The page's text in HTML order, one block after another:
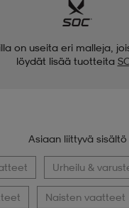
on useita eri malleja,
löydät lisää tuotteita
Asiaan liittyvä sisältö
Urheilu &
Naisten vaatteet